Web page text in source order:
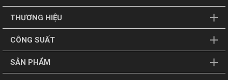
THƯƠNG HIỆU
CÔNG SUẤT
SẢN PHẨM